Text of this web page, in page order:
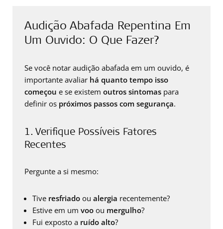
Audição Abafada Repentina Em
Um Ouvido: O Que Fazer?
Se você notar audição abafada em um ouvido, é
importante avaliar há quanto tempo isso
começou e se existem outros sintomas para
definir os próximos passos com segurança.
1. Verifique Possíveis Fatores
Recentes
Pergunte a si mesmo:
Tive resfriado ou alergia recentemente?
Estive em um voo ou mergulho?
Fui exposto a ruído alto?